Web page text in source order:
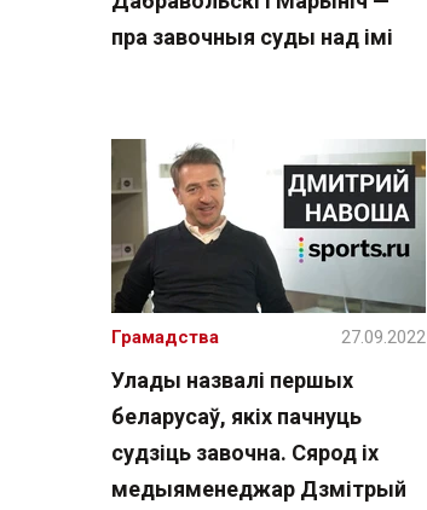
пра завочныя суды над імі
Улады назвалі першых
беларусаў, якіх пачнуць
судзіць завочна. Сярод іх
медыяменеджар Дзмітрый
Грамадства 27.09.2022